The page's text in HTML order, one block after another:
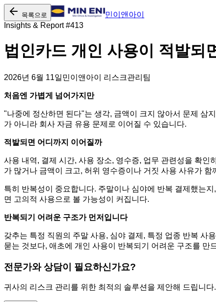
목록으로
민이앤아이
Insights & Report #413
법인카드 개인 사용이 적발되
2026년 6월 11일민이앤아이 리스크관리팀
처음엔 가볍게 넘어가지만
"나중에 정산하면 된다"는 생각, 금액이 크지 않아서 문제 삼
가 아니라 회사 자금 유용 문제로 이어질 수 있습니다.
적발되면 어디까지 이어질까
사용 내역, 결제 시간, 사용 장소, 영수증, 업무 관련성을 확
가 많거나 금액이 크고, 허위 영수증이나 거짓 사용 사유가
특히 반복성이 중요합니다. 주말이나 심야에 반복 결제했는
면 고의적 사용으로 볼 가능성이 커집니다.
반복되기 어려운 구조가 먼저입니다
갖추는 특정 직원의 주말 사용, 심야 결제, 특정 업종 반복 사
묻는 것보다, 애초에 개인 사용이 반복되기 어려운 구조를
전문가와 상담이 필요하신가요?
귀사의 리스크 관리를 위한 최적의 솔루션을 제안해 드립니다.